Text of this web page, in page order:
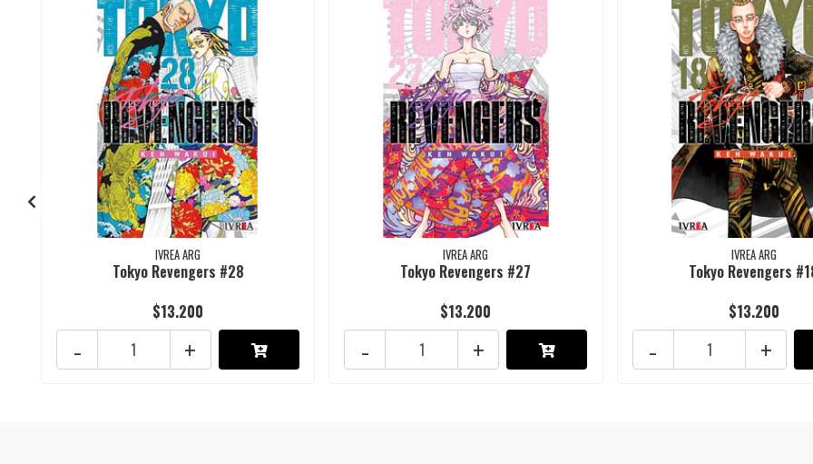
IVREA ARG
Tokyo Revengers #28
$13.200
+
-
IVREA ARG
Tokyo Revengers #27
$13.200
+
-
IVREA ARG
Tokyo Revengers
$13.200
+
-